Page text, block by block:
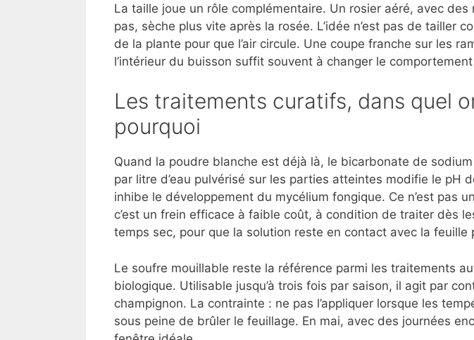
La taille joue un rôle complémentaire. Un rosier aéré, avec
pas, sèche plus vite après la rosée. L’idée n’est pas de tailler
de la plante pour que l’air circule. Une coupe franche sur les
l’intérieur du buisson suffit souvent à changer le
Les traitements curatifs, dans quel
pourquoi
Quand la poudre blanche est déjà là, le bicarbonate de
par litre d’eau pulvérisé sur les parties atteintes modifie le pH
inhibe le développement du mycélium fongique. Ce n’est pas
c’est un frein efficace à faible coût, à condition de traiter dès
temps sec, pour que la solution reste en contact avec la feuille
Le soufre mouillable reste la référence parmi les traitements
biologique. Utilisable jusqu’à trois fois par saison, il agit par
champignon. La contrainte : ne pas l’appliquer lorsque les
sous peine de brûler le feuillage. En mai, avec des journées